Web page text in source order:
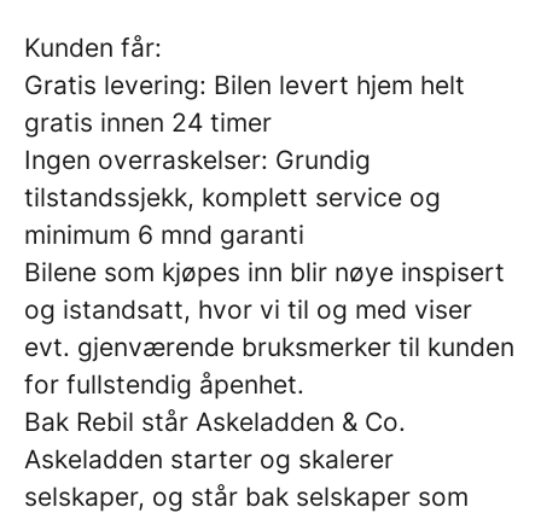
Kunden får:
Gratis levering: Bilen levert hjem helt
gratis innen 24 timer
Ingen overraskelser: Grundig
tilstandssjekk, komplett service og
minimum 6 mnd garanti
Bilene som kjøpes inn blir nøye inspisert
og istandsatt, hvor vi til og med viser
evt. gjenværende bruksmerker til kunden
for fullstendig åpenhet.
Bak Rebil står Askeladden & Co.
Askeladden starter og skalerer
selskaper, og står bak selskaper som